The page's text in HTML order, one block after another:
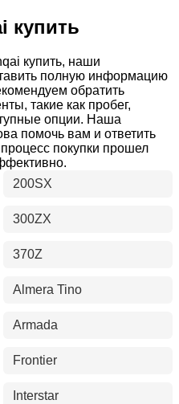
купить
купить, наши
полную информацию
обратить
такие как пробег,
опции. Наша
помочь вам и ответить
покупки прошел
200SX
300ZX
370Z
Almera Tino
Armada
Frontier
Interstar